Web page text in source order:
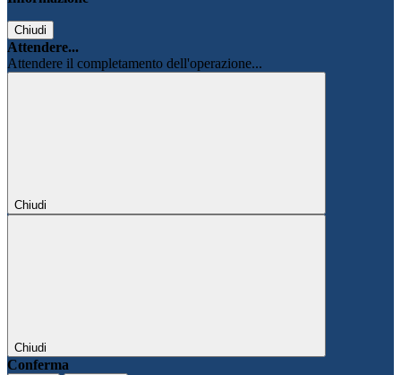
Chiudi
Attendere...
Attendere il completamento dell'operazione...
Chiudi
Chiudi
Conferma